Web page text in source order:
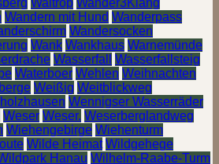
Wandern mit Hund Wanderpass
Wandersocken
Wank Wankhaus Warnemünde
Wasserfall
Wasserfallsteig
Waterboer Wehlen Weihnachten
Weißig Weitblickweg
Wennigser Wasserräder
Weser Weser. Weserberglandweg
Wiehengebirge Wiehenturm
Wilde Heimat Wildgehege
Hanau Wilhelm-Raabe-Turm